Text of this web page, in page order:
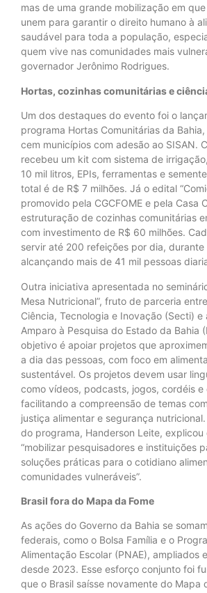
mas de uma grande mobilização em
unem para garantir o direito humano à
saudável para toda a população,
quem vive nas comunidades mais
governador Jerônimo Rodrigues.
Hortas, cozinhas comunitárias e
Um dos destaques do evento foi o
programa Hortas Comunitárias da
cem municípios com adesão ao SISAN.
recebeu um kit com sistema de
10 mil litros, EPIs, ferramentas e
total é de R$ 7 milhões. Já o edital
promovido pela CGCFOME e pela Casa
estruturação de cozinhas comunitárias
com investimento de R$ 60 milhões.
servir até 200 refeições por dia, durante
alcançando mais de 41 mil pessoas
Outra iniciativa apresentada no
Mesa Nutricional”, fruto de parceria
Ciência, Tecnologia e Inovação (Secti) e
Amparo à Pesquisa do Estado da Bahia
objetivo é apoiar projetos que
a dia das pessoas, com foco em
sustentável. Os projetos devem usar
como vídeos, podcasts, jogos, cordéis e
facilitando a compreensão de temas
justiça alimentar e segurança
do programa, Handerson Leite, explicou
“mobilizar pesquisadores e instituições
soluções práticas para o cotidiano
comunidades vulneráveis”.
Brasil fora do Mapa da Fome
As ações do Governo da Bahia se
federais, como o Bolsa Família e o
Alimentação Escolar (PNAE), ampliados
desde 2023. Esse esforço conjunto foi
que o Brasil saísse novamente do Mapa